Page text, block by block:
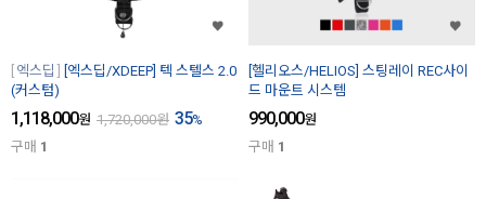
엑스딥
[엑스딥/XDEEP] 텍 스텔스 2.0
(커스텀)
1,118,000원 1,720,000원 35%
구매 1
[헬리오스/HELIOS] 스팅레이 REC사이
드 마운트 시스템
990,000원
구매 1